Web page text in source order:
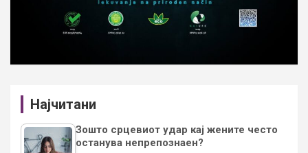
Најчитани
Зошто срцевиот удар кај жените често
останува непрепознаен?